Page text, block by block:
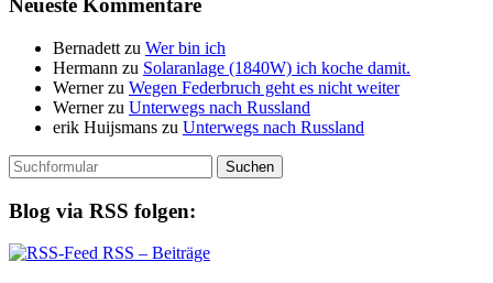
Neueste Kommentare
Bernadett zu Wer bin ich
Hermann zu Solaranlage (1840W) ich koche damit.
Wernerzu Wegen Federbruch geht es nicht weiter
Wernerzu Unterwegs nach Russland
erik Huijsmans zu Unterwegs nach Russland
Suchen
nach:
Blog via RSS folgen:
RSS – Beiträge